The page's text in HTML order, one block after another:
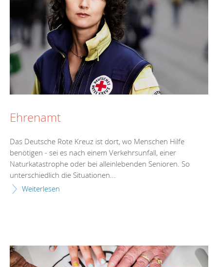
Ehrenamt
Das Deutsche Rote Kreuz ist dort, wo Menschen Hilfe
benötigen - sei es nach einem Verkehrsunfall, einer
Naturkatastrophe oder bei alleinlebenden Senioren. So
unterschiedlich die Situationen...
Weiterlesen